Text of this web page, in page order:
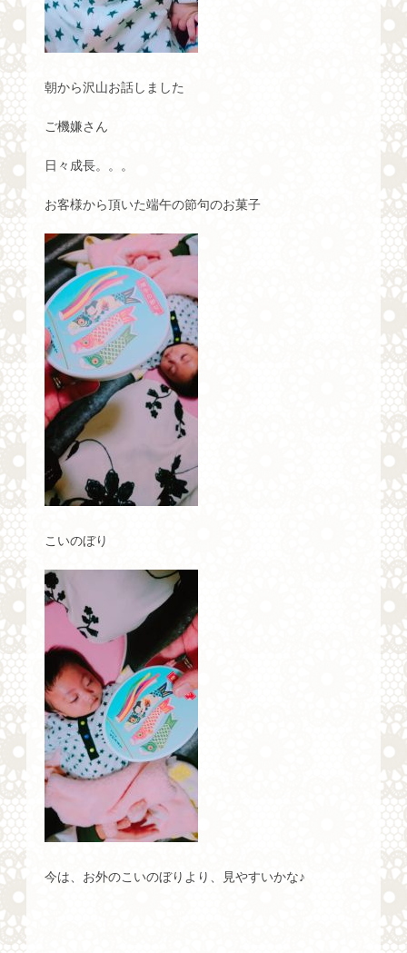
朝から沢山お話しました
ご機嫌さん
日々成長。。。
お客様から頂いた端午の節句のお菓子
こいのぼり
今は、お外のこいのぼりより、見やすいかな♪